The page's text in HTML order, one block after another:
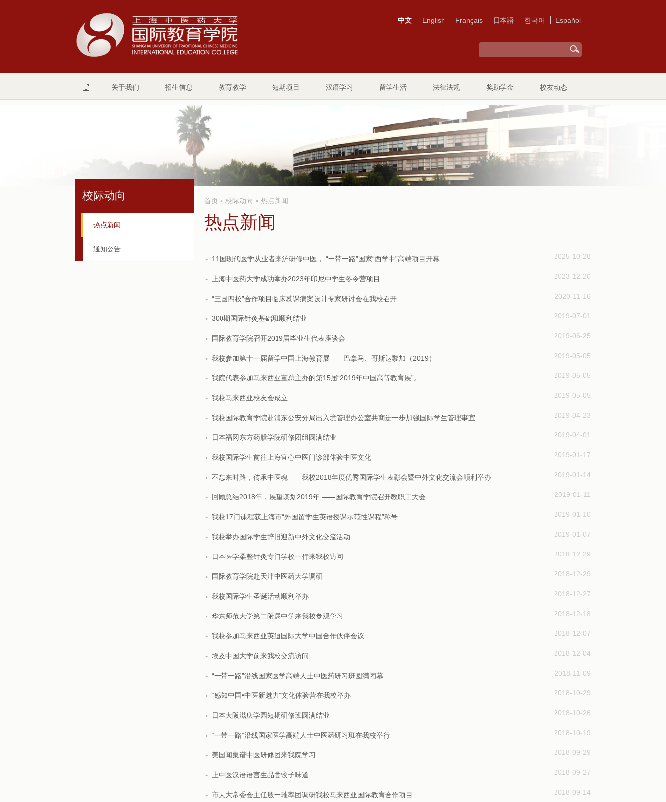
中文 English Français 日本語 한국어 Español
关于我们 招生信息 教育教学 短期项目 汉语学习 留学生活 法律法规 奖助学金 校友动态
校际动向
热点新闻
通知公告
首页 校际动向 热点新闻
热点新闻
11国现代医学从业者来沪研修中医， “一带一路”国家“西学中”高端项目开幕 2025-10-28
上海中医药大学成功举办2023年印尼中学生冬令营项目 2023-12-20
“三国四校”合作项目临床慕课病案设计专家研讨会在我校召开 2020-11-16
300期国际针灸基础班顺利结业 2019-07-01
国际教育学院召开2019届毕业生代表座谈会 2019-06-25
我校参加第十一届留学中国上海教育展——巴拿马、哥斯达黎加（2019） 2019-05-05
我院代表参加马来西亚董总主办的第15届“2019年中国高等教育展”。 2019-05-05
我校马来西亚校友会成立 2019-05-05
我校国际教育学院赴浦东公安分局出入境管理办公室共商进一步加强国际学生管理事宜 2019-04-23
日本福冈东方药膳学院研修团组圆满结业 2019-04-01
我校国际学生前往上海宜心中医门诊部体验中医文化 2019-01-17
不忘来时路，传承中医魂——我校2018年度优秀国际学生表彰会暨中外文化交流会顺利举办 2019-01-14
回顾总结2018年，展望谋划2019年 ——国际教育学院召开教职工大会 2019-01-11
我校17门课程获上海市“外国留学生英语授课示范性课程”称号 2019-01-10
我校举办国际学生辞旧迎新中外文化交流活动 2019-01-07
日本医学柔整针灸专门学校一行来我校访问 2018-12-29
国际教育学院赴天津中医药大学调研 2018-12-29
我校国际学生圣诞活动顺利举办 2018-12-27
华东师范大学第二附属中学来我校参观学习 2018-12-18
我校参加马来西亚英迪国际大学中国合作伙伴会议 2018-12-07
埃及中国大学前来我校交流访问 2018-12-04
“一带一路”沿线国家医学高端人士中医药研习班圆满闭幕 2018-11-09
“感知中国•中医新魅力”文化体验营在我校举办 2018-10-29
日本大阪滋庆学园短期研修班圆满结业 2018-10-26
“一带一路”沿线国家医学高端人士中医药研习班在我校举行 2018-10-19
美国闻集谱中医研修团来我院学习 2018-09-29
上中医汉语语言生品尝饺子味道 2018-09-27
市人大常委会主任殷一璀率团调研我校马来西亚国际教育合作项目 2018-09-14